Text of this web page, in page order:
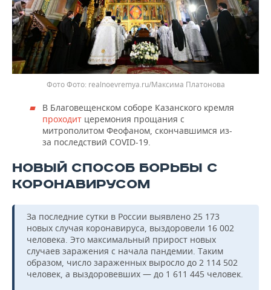
Фото realnoevremya.ru/Максима Платонова
В Благовещенском соборе Казанского кремля
проходит церемония прощания с
митрополитом Феофаном, скончавшимся из-
за последствий COVID-19.
НОВЫЙ СПОСОБ БОРЬБЫ С
КОРОНАВИРУСОМ
За последние сутки в России выявлено 25 173
новых случая коронавируса, выздоровели 16 002
человека. Это максимальный прирост новых
случаев заражения с начала пандемии. Таким
образом, число зараженных выросло до 2 114 502
человек, а выздоровевших — до 1 611 445 человек.